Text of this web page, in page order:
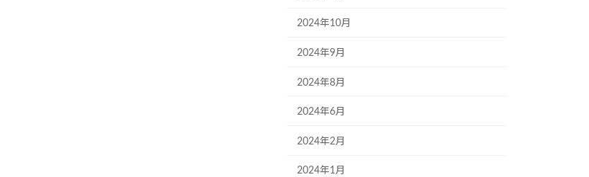
2024年10月
2024年9月
2024年8月
2024年6月
2024年2月
2024年1月